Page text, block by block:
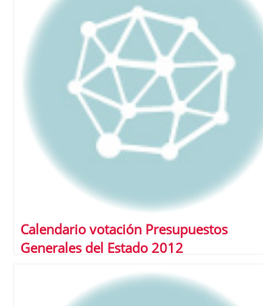
Calendario votación Presupuestos
Generales del Estado 2012